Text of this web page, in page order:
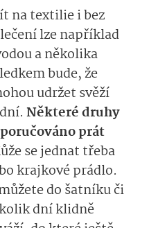
na textilie i bez
lze například
a několika
bude, že
udržet svěží
Některé druhy
prát
se jednat třeba
krajkové prádlo.
do šatníku či
dní klidně